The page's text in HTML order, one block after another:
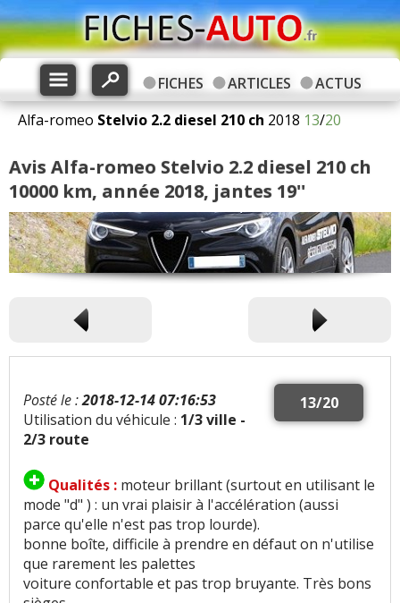
FICHES ARTICLES
ACTUS
Alfa-romeo Stelvio 2.2 diesel 210 ch 2018 13/20
Avis Alfa-romeo Stelvio 2.2 diesel 210 ch
10000 km, année 2018, jantes 19''
13/20
Posté le :2018-12-14 07:16:53
Utilisation du véhicule : 1/3 ville -
2/3 route
Qualités : moteur brillant (surtout en utilisant le
mode "d" ) : un vrai plaisir à l'accélération (aussi
parce qu'elle n'est pas trop lourde).
bonne boîte, difficile à prendre en défaut on n'utilise
que rarement les palettes
voiture confortable et pas trop bruyante. Très bons